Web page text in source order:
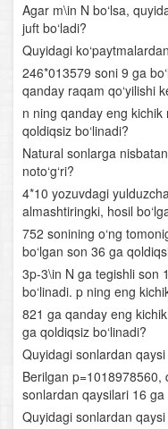
Chiziqli tenglamalar
Chiziqli va ikkinchi
Ikkinchi va undan
Parametrli
Tengsizliklar
Chiziqli tengsizliklar
Chiziqli tengsizliklar
Oraliqlar usuli
Parametrli tengsizliklar
Irratsional
Arifmetik progressiya
Agar m\in N bo‘lsa,
juft bo‘ladi?
Quyidagi
246*013579 soni 9 ga
qanday raqam qo‘yilishi
n ning qanday eng
qoldiqsiz bo‘linadi?
Natural sonlarga
noto‘g‘ri?
4*10 yozuvdagi
almashtiringki, hosil
752 sonining o‘ng
bo‘lgan son 36 ga
3p-3\in N ga tegishli son
bo‘linadi. p ning eng
821 ga qanday eng
ga qoldiqsiz bo‘linadi?
Quyidagi sonlardan
Berilgan
sonlardan qaysilari 16 ga
Quyidagi sonlardan